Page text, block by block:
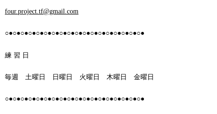
four.project.tf@gmail.com
○●○●○●○●○●○●○●○●○●○●○●○●○●○●○●○●○●○●
練 習 日
毎週 土曜日 日曜日 火曜日 木曜日 金曜日
○●○●○●○●○●○●○●○●○●○●○●○●○●○●○●○●○●○●